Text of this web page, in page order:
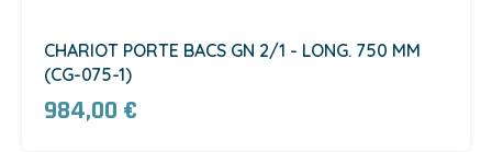
CHARIOT PORTE BACS GN 2/1 - LONG. 750 MM
(CG-075-1)
984,00 €